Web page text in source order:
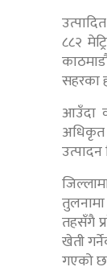
८८२
सहरका
आउँदा
अधिकृत
तहसँगै
खेती
गएको